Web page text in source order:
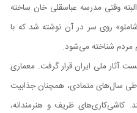
برمی‌گردد. البته وقتی مدرسه عباسقلی خان ساخته
روی سر در آن نوشته شد که با
مردم شناخته می‌شود.
تاریخی در سال 1357 در لیست آثار ملی ایران قرار گرفت. معماری
طی سال‌های متمادی، همچنان جذابیت
ظریف و هنرمندانه،